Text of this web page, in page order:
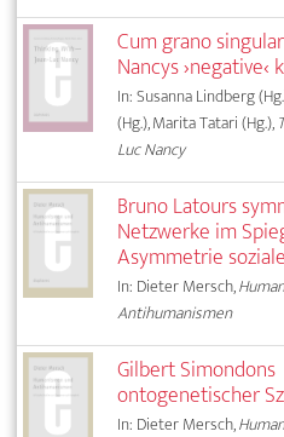
Cum grano
Nancys ›negative‹
In: Susanna Lindberg
(Hg.), Marita Tatari (Hg.),
Luc Nancy
Bruno Latours
Netzwerke im
Asymmetrie
In: Dieter Mersch,
Antihumanismen
Gilbert Simondons
ontogenetischer
In: Dieter Mersch,